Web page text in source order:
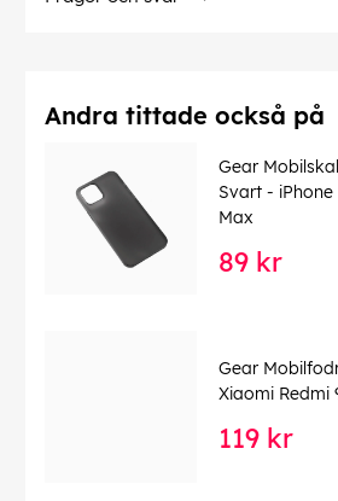
Andra tittade också på
Gear
Svart - iPhone
Max
89 kr
Gear
Xiaomi Redmi
119 kr